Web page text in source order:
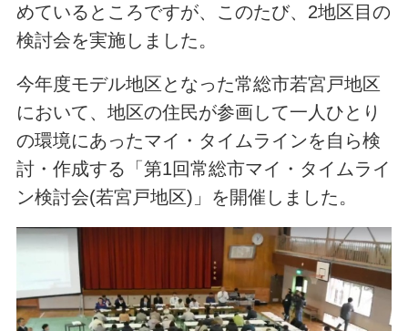
めているところですが、このたび、2地区目の
検討会を実施しました。
今年度モデル地区となった常総市若宮戸地区
において、地区の住民が参画して一人ひとり
の環境にあったマイ・タイムラインを自ら検
討・作成する「第1回常総市マイ・タイムライ
ン検討会(若宮戸地区)」を開催しました。